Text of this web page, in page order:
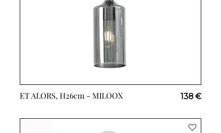
ET ALORS, H26cm - MILOOX 138 €